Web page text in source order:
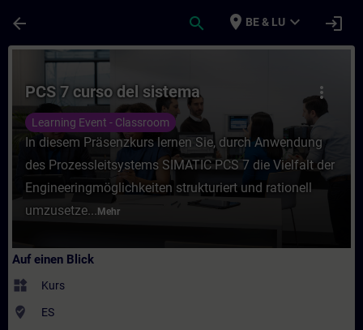
arrow_back search place BE & LU expand_more login
Kurs - PCS 7 curso del sistema -
more_vert
PCS 7 curso del sistema
Learning Event - Classroom
In diesem Präsenzkurs lernen Sie, durch Anwendung
des Prozessleitsystems SIMATIC PCS 7 die Vielfalt der
Engineeringmöglichkeiten strukturiert und rationell
umzusetze... Mehr
Auf einen Blick
widgets Kurs
where_to_vote ES